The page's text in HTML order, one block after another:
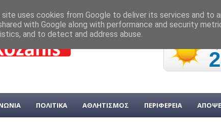
ΠΟΛΙΤΙΚΑ ΑΘΛΗΤΙΣΜΟΣ ΠΕΡΙΦΕΡΕΙΑ
site uses cookies from Google to deliver its services and to
with Google along with performance and security
and to detect and address abuse.